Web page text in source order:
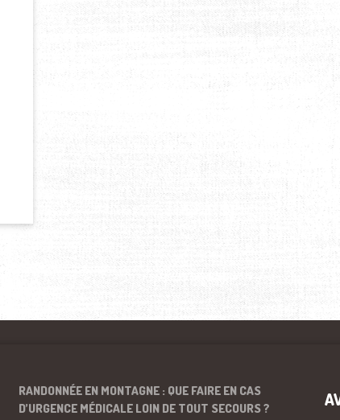
RANDONNÉE EN MONTAGNE : QUE FAIRE EN CAS
D’URGENCE MÉDICALE LOIN DE TOUT SECOURS ?